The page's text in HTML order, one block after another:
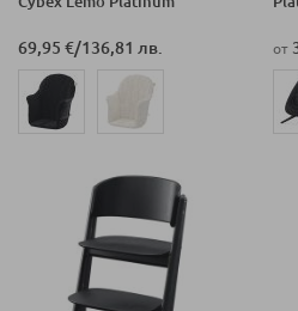
69,95 €/136,81 лв. от